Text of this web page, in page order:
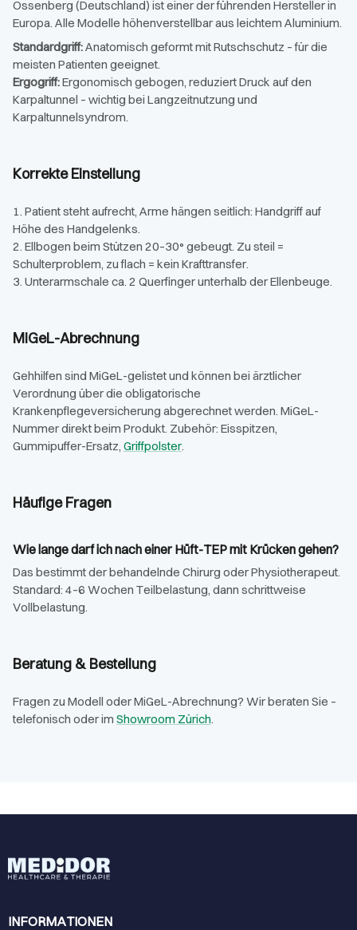
Ossenberg (Deutschland) ist einer der führenden Hersteller in
Europa. Alle Modelle höhenverstellbar aus leichtem Aluminium.
Standardgriff:Anatomisch geformt mit Rutschschutz – für die
meisten Patienten geeignet.
Ergogriff:Ergonomisch gebogen, reduziert Druck auf den
Karpaltunnel – wichtig bei Langzeitnutzung und
Karpaltunnelsyndrom.
Korrekte Einstellung
1. Patient steht aufrecht, Arme hängen seitlich: Handgriff auf
Höhe des Handgelenks.
2. Ellbogen beim Stützen 20–30° gebeugt. Zu steil =
Schulterproblem, zu flach = kein Krafttransfer.
3. Unterarmschale ca. 2 Querfinger unterhalb der Ellenbeuge.
MiGeL-Abrechnung
Gehhilfen sind MiGeL-gelistet und können bei ärztlicher
Verordnung über die obligatorische
Krankenpflegeversicherung abgerechnet werden. MiGeL-
Nummer direkt beim Produkt. Zubehör: Eisspitzen,
Gummipuffer-Ersatz, Griffpolster.
Häufige Fragen
Wie lange darf ich nach einer Hüft-TEP mit Krücken gehen?
Das bestimmt der behandelnde Chirurg oder Physiotherapeut.
Standard: 4–6 Wochen Teilbelastung, dann schrittweise
Vollbelastung.
Beratung & Bestellung
Fragen zu Modell oder MiGeL-Abrechnung? Wir beraten Sie –
telefonisch oder im Showroom Zürich.
INFORMATIONEN